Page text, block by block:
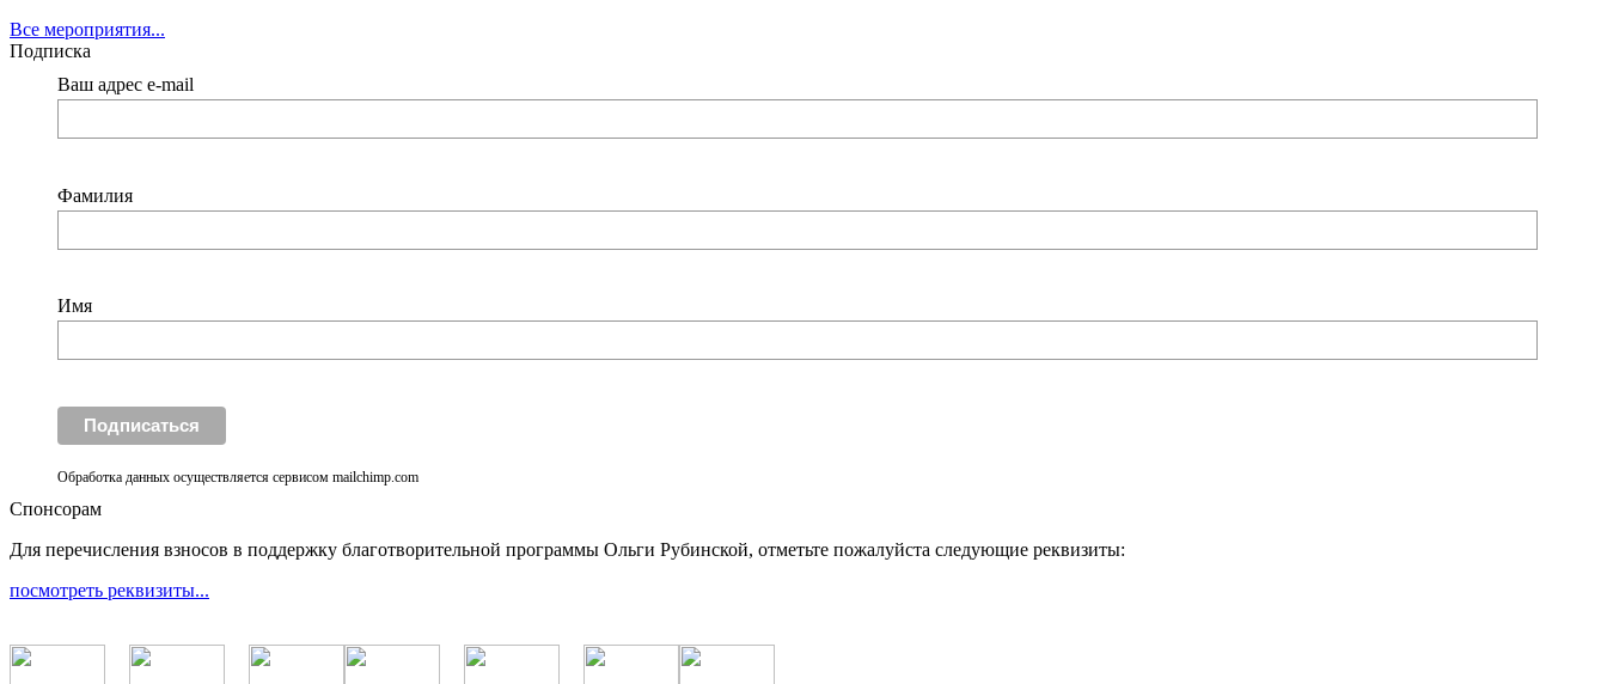
Все мероприятия...
Подписка
Ваш адрес e-mail
Фамилия
Имя
Обработка данных осуществляется сервисом mailchimp.com
Спонсорам
Для перечисления взносов в поддержку благотворительной программы Ольги Рубинской, отметьте пожалуйста следующие реквизиты:
посмотреть реквизиты...